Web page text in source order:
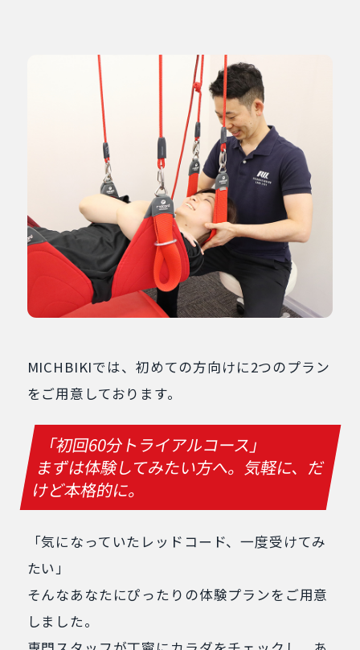
MICHBIKIでは、初めての方向けに2つのプラン
をご用意しております。
「初回60分トライアルコース」
まずは体験してみたい方へ。気軽に、だ
けど本格的に。
「気になっていたレッドコード、一度受けてみ
たい」
そんなあなたにぴったりの体験プランをご用意
しました。